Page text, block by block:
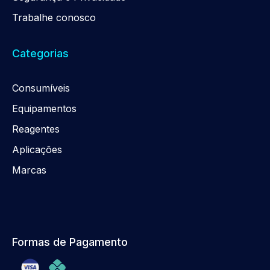
Trabalhe conosco
Categorias
Consumíveis
Equipamentos
Reagentes
Aplicações
Marcas
Formas de Pagamento